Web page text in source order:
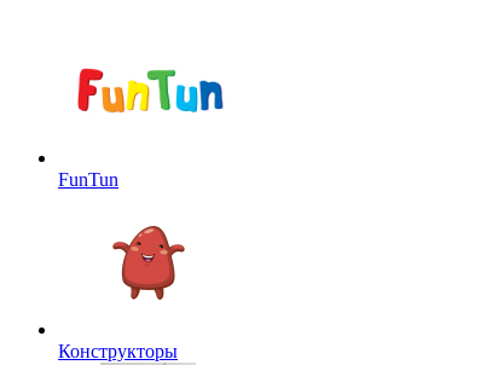
FunTun
Конструкторы